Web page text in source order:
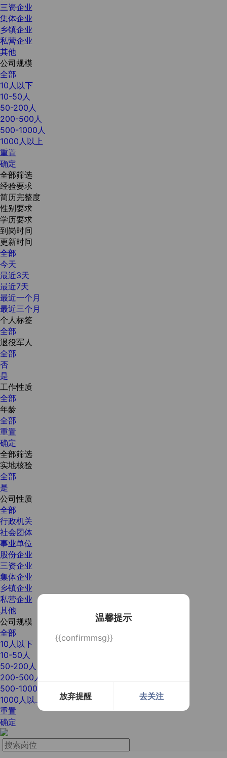
温馨提示
{{confirmmsg}}
放弃提醒 去关注
三资企业
集体企业
乡镇企业
私营企业
其他
公司规模
全部
10人以下
10-50人
50-200人
200-500人
500-1000人
1000人以上
重置
确定
全部筛选
经验要求
简历完整度
性别要求
学历要求
到岗时间
更新时间
全部
今天
最近3天
最近7天
最近一个月
最近三个月
个人标签
全部
退役军人
全部
否
是
工作性质
全部
年龄
全部
重置
确定
全部筛选
实地核验
全部
是
公司性质
全部
行政机关
社会团体
事业单位
股份企业
三资企业
集体企业
乡镇企业
私营企业
其他
公司规模
全部
10人以下
10-50人
50-200人
200-500人
500-1000人
1000人以上
重置
确定